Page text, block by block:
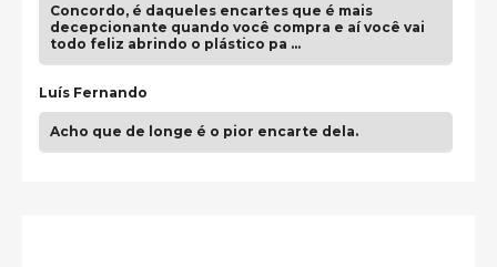
Concordo, é daqueles encartes que é mais
decepcionante quando você compra e aí você vai
todo feliz abrindo o plástico pa …
Luís Fernando
Acho que de longe é o pior encarte dela.